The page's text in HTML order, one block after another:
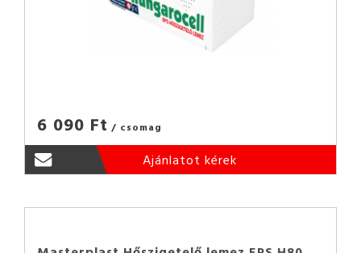
6 090 Ft / csomag
Ajánlatot kérek